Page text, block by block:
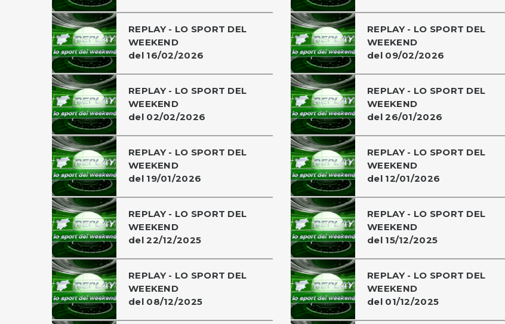
REPLAY - LO SPORT DEL
WEEKEND
del 16/02/2026
REPLAY - LO SPORT DEL
WEEKEND
del 09/02/2026
REPLAY - LO SPORT DEL
WEEKEND
del 02/02/2026
REPLAY - LO SPORT DEL
WEEKEND
del 26/01/2026
REPLAY - LO SPORT DEL
WEEKEND
del 19/01/2026
REPLAY - LO SPORT DEL
WEEKEND
del 12/01/2026
REPLAY - LO SPORT DEL
WEEKEND
del 22/12/2025
REPLAY - LO SPORT DEL
WEEKEND
del 15/12/2025
REPLAY - LO SPORT DEL
WEEKEND
del 08/12/2025
REPLAY - LO SPORT DEL
WEEKEND
del 01/12/2025